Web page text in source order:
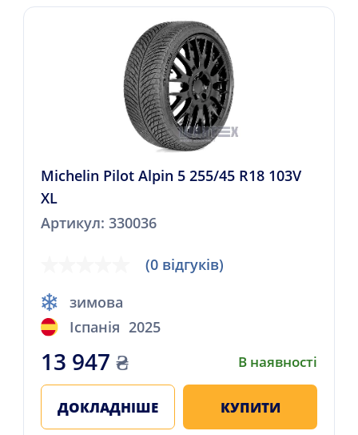
Michelin Pilot Alpin 5 255/45 R18 103V
XL
Артикул: 330036
(0 відгуків)
зимова
Іспанія 2025
13 947 ₴ В наявності
ДОКЛАДНІШЕ КУПИТИ